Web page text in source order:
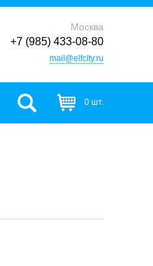
Москва
+7 (985) 433-08-80
mail@elfcity.ru
0 шт.